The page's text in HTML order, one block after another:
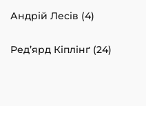
Андрій Лесів (4)
Ред’ярд Кіплінґ (24)